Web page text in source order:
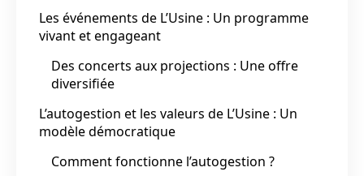
Les événements de L’Usine : Un programme
vivant et engageant
Des concerts aux projections : Une offre
diversifiée
L’autogestion et les valeurs de L’Usine : Un
modèle démocratique
Comment fonctionne l’autogestion ?